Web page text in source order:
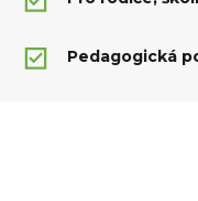
Pedagogická